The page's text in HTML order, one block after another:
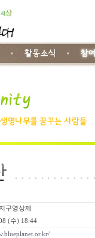
구영상제
(수) 18:44